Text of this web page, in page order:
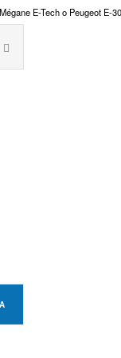
E-Tech o Peugeot E-